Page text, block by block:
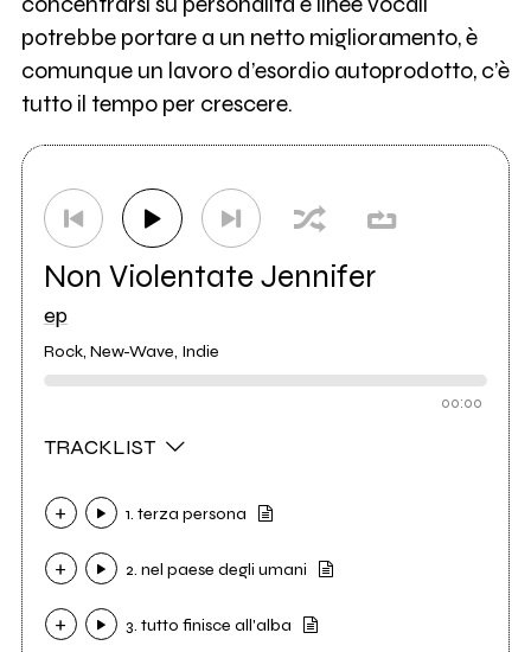
potrebbe portare a un netto miglioramento, è
comunque un lavoro d’esordio autoprodotto, c’è
tutto il tempo per crescere.
Non Violentate Jennifer
ep
Rock, New-Wave, Indie
00:00
TRACKLIST
1. terza persona
2. nel paese degli umani
3. tutto finisce all'alba